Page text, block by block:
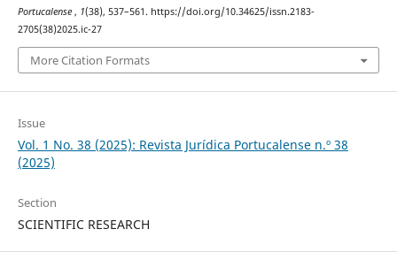
Portucalense , 1(38), 537–561. https://doi.org/10.34625/issn.2183-
2705(38)2025.ic-27
More Citation Formats
Issue
Vol. 1 No. 38 (2025): Revista Jurídica Portucalense n.º 38
(2025)
Section
SCIENTIFIC RESEARCH